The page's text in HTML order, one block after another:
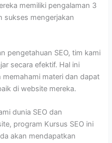
memiliki pengalaman 3
sukses mengerjakan
pengetahuan SEO, tim kami
secara efektif. Hal ini
materi dan dapat
di website mereka.
dunia SEO dan
program Kursus SEO ini
akan mendapatkan